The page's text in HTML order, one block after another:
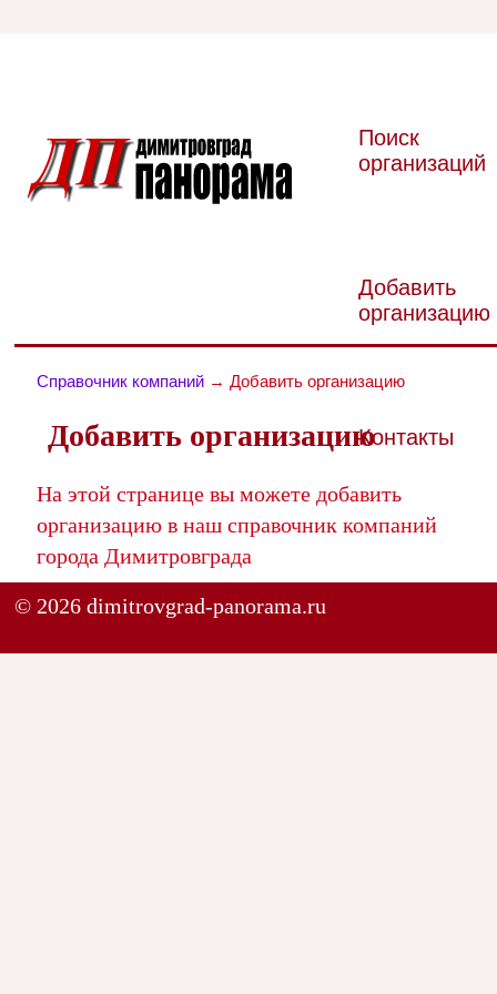
Поиск
организаций
Добавить
организацию
Контакты
Справочник компаний → Добавить организацию
Добавить организацию
На этой странице вы можете добавить
организацию в наш справочник компаний
города Димитровграда
© 2026 dimitrovgrad-panorama.ru